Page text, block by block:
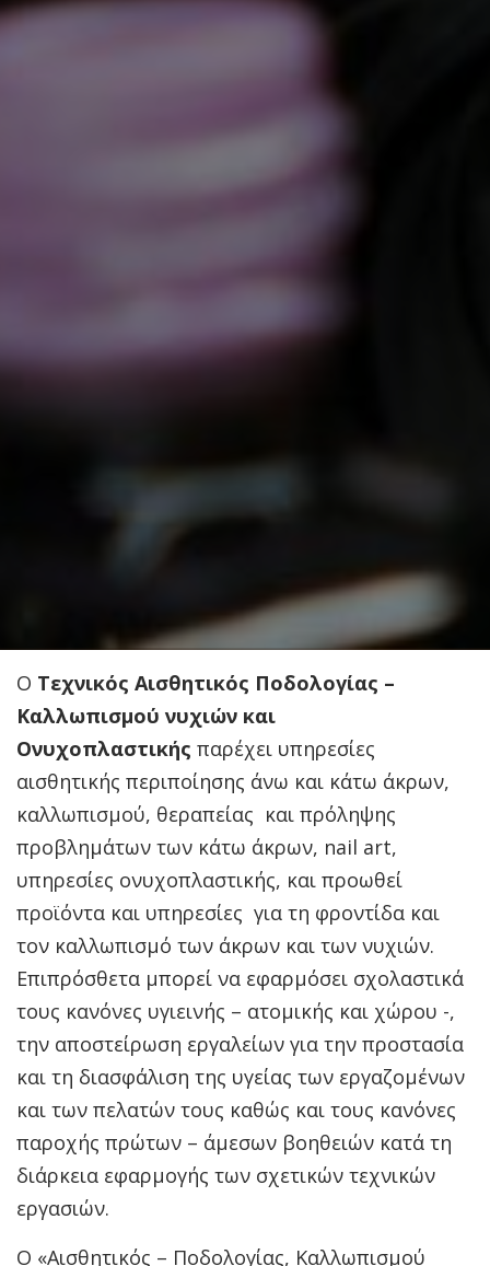
Ο Τεχνικός Αισθητικός Ποδολογίας –
Καλλωπισμού νυχιών και
Ονυχοπλαστικής παρέχει υπηρεσίες
αισθητικής περιποίησης άνω και κάτω άκρων,
καλλωπισμού, θεραπείας και πρόληψης
προβλημάτων των κάτω άκρων, nail art,
υπηρεσίες oνυχοπλαστικής, και προωθεί
προϊόντα και υπηρεσίες για τη φροντίδα και
τον καλλωπισμό των άκρων και των νυχιών.
Επιπρόσθετα μπορεί να εφαρμόσει σχολαστικά
τους κανόνες υγιεινής – ατομικής και χώρου -,
την αποστείρωση εργαλείων για την προστασία
και τη διασφάλιση της υγείας των εργαζομένων
και των πελατών τους καθώς και τους κανόνες
παροχής πρώτων – άμεσων βοηθειών κατά τη
διάρκεια εφαρμογής των σχετικών τεχνικών
εργασιών.
Ο «Αισθητικός – Ποδολογίας, Καλλωπισμού